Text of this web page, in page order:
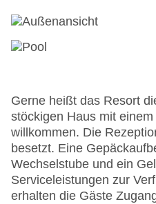
Gerne heißt das Resort
stöckigen Haus mit
willkommen. Die
besetzt. Eine
Wechselstube und ein
Serviceleistungen zur
erhalten die Gäste